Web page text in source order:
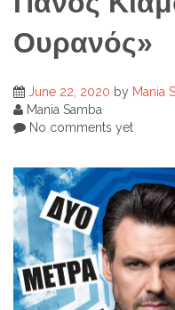
Ουρανός»
June 22, 2020 by Mania
Mania Samba
No comments yet